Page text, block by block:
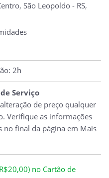
São Leopoldo - RS,
2h
Serviço
de preço qualquer
Verifique as informações
no final da página em Mais
no Cartão de